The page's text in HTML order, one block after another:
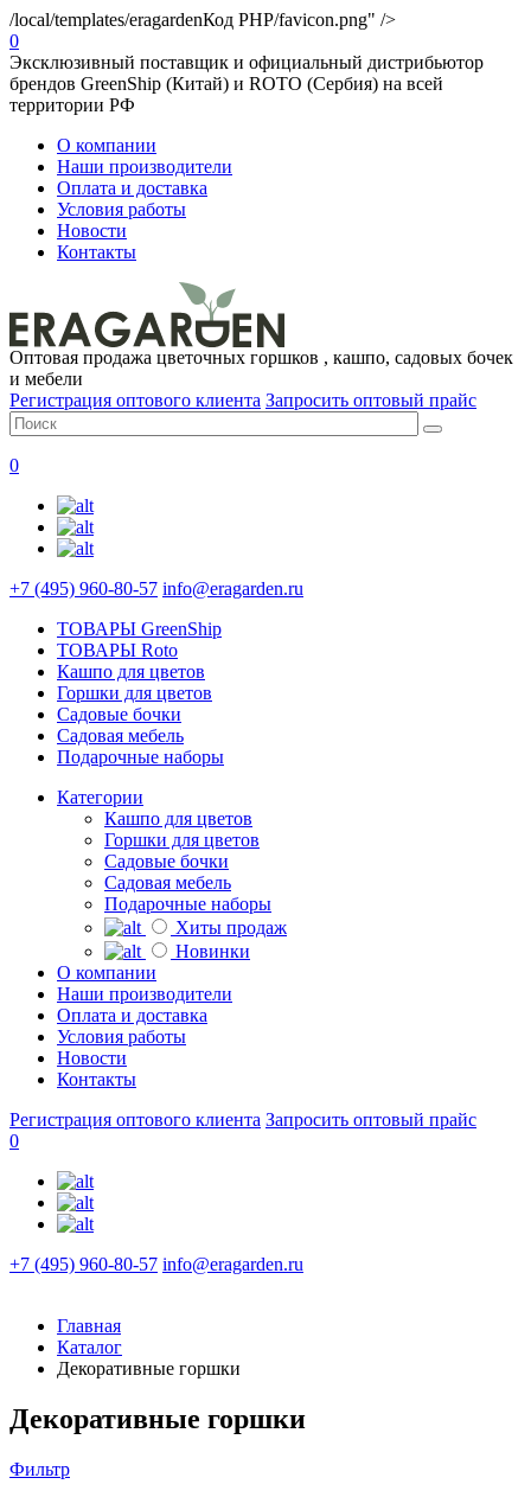
/local/templates/eragardenКод PHP/favicon.png" />
0
Эксклюзивный поставщик и официальный дистрибьютор
брендов GreenShip (Китай) и ROTO (Сербия) на всей
территории РФ
О компании
Наши производители
Оплата и доставка
Условия работы
Новости
Контакты
Оптовая продажа цветочных горшков , кашпо, садовых бочек
и мебели
Регистрация оптового клиента Запросить оптовый прайс
0
+7 (495) 960-80-57 info@eragarden.ru
ТОВАРЫ GreenShip
ТОВАРЫ Roto
Кашпо для цветов
Горшки для цветов
Садовые бочки
Садовая мебель
Подарочные наборы
Категории
Кашпо для цветов
Горшки для цветов
Садовые бочки
Садовая мебель
Подарочные наборы
Хиты продаж
Новинки
О компании
Наши производители
Оплата и доставка
Условия работы
Новости
Контакты
Регистрация оптового клиента Запросить оптовый прайс
0
+7 (495) 960-80-57 info@eragarden.ru
Главная
Каталог
Декоративные горшки
Декоративные горшки
Фильтр